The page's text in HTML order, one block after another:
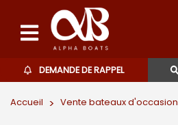
DEMANDE DE RAPPEL
Accueil > Vente bateaux d'occasion